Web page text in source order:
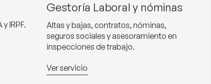
IRPF.
Gestoría Laboral y nóminas
Altas y bajas, contratos, nóminas,
seguros sociales y asesoramiento en
inspecciones de trabajo.
Ver servicio